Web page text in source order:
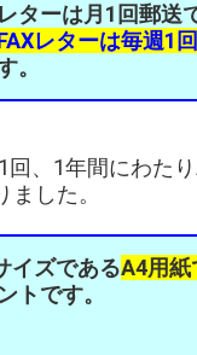
ターは月1回郵送
レターは毎週1回
。
回、1年間にわた
ました。
イズであるA4用紙
トです。